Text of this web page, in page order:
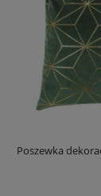
Poszewka